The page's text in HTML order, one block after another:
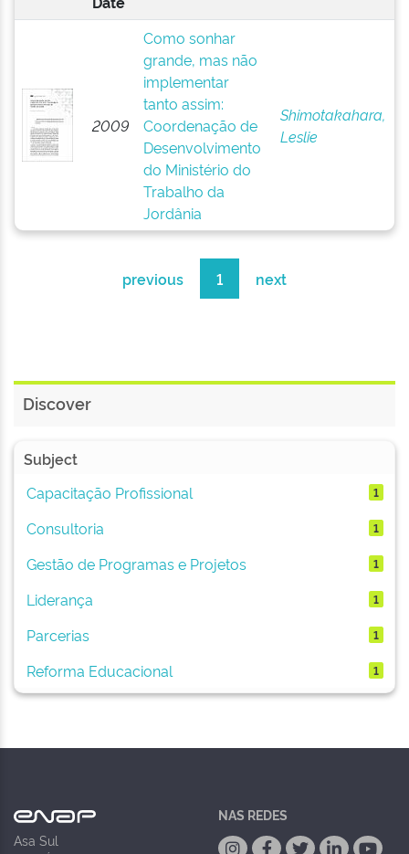
2009
Como sonhar
grande, mas não
implementar
tanto assim:
Coordenação de
Desenvolvimento
do Ministério do
Trabalho da
Jordânia
Shimotakahara,
Leslie
previous 1 next
Discover
Subject
Capacitação Profissional
1
Consultoria 1
Gestão de Programas e Projetos 1
Liderança 1
Parcerias 1
Reforma Educacional 1
Asa Sul
NAS REDES